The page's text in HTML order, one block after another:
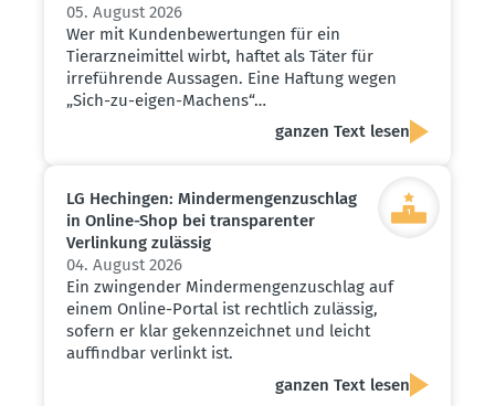
05. August 2026
Wer mit Kundenbewertungen für ein
Tierarzneimittel wirbt, haftet als Täter für
irreführende Aussagen. Eine Haftung wegen
„Sich-zu-eigen-Machens“…
ganzen Text lesen
LG Hechingen: Minder­men­gen­zu­schlag
in Online-Shop bei trans­pa­renter
Verlinkung zulässig
04. August 2026
Ein zwingender Mindermengenzuschlag auf
einem Online-Portal ist rechtlich zulässig,
sofern er klar gekennzeichnet und leicht
auffindbar verlinkt ist.
ganzen Text lesen